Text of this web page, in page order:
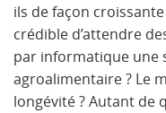
ils de façon
crédible d’attendre
par informatique une
agroalimentaire ? Le
longévité ? Autant de